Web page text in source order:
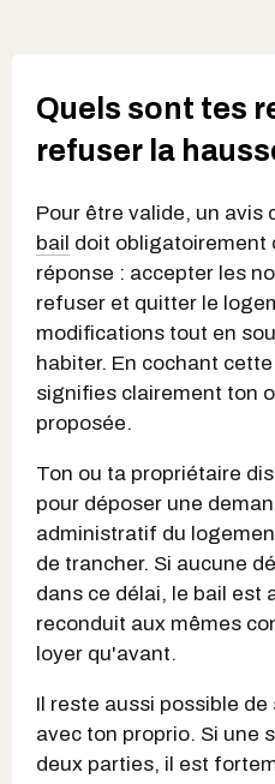
Quels sont tes
refuser la
Pour être valide, un avis
bail doit obligatoirement
réponse : accepter les
refuser et quitter le
modifications tout en
habiter. En cochant
signifies clairement ton
proposée.
Ton ou ta propriétaire
pour déposer une
administratif du
de trancher. Si aucune
dans ce délai, le bail est
reconduit aux mêmes
loyer qu'avant.
Il reste aussi possible
avec ton proprio. Si une
deux parties, il est